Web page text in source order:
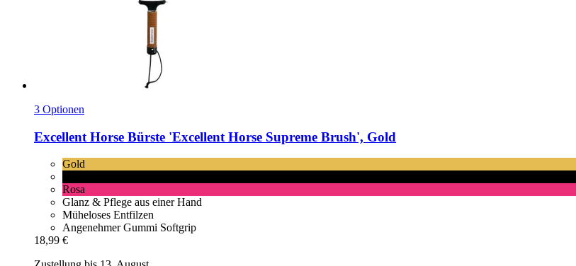
3 Optionen
Excellent Horse Bürste 'Excellent Horse Supreme Brush', Gold
Gold
Rosa
Glanz & Pflege aus einer Hand
Müheloses Entfilzen
Angenehmer Gummi Softgrip
18,99 €